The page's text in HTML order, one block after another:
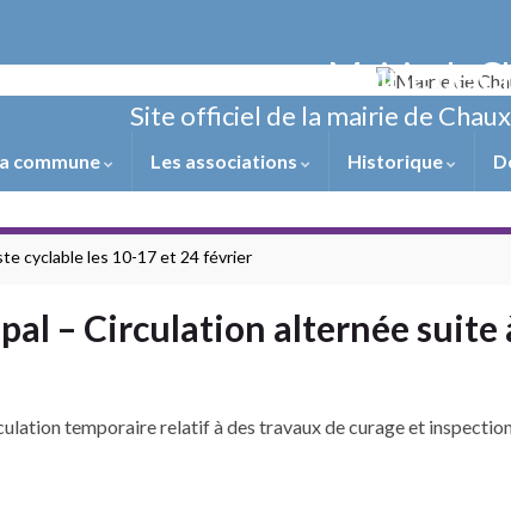
Mairie de
Site officiel de la mairie de
commune Les associations Historique
cyclable les 10-17 et 24 février
– Circulation alternée suite
temporaire relatif à des travaux de curage et